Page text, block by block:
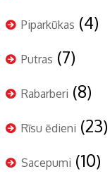
Piparkūkas (4)
Putras (7)
Rabarberi (8)
Rīsu ēdieni (23)
Sacepumi (10)